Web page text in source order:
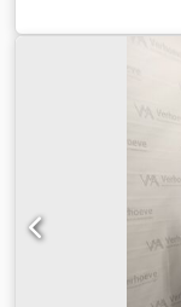
Balkengewicht:
7 Meter Djdpfsra
Drahtbindung